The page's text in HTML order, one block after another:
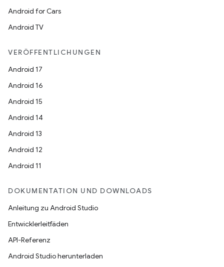
Android for Cars
Android TV
VERÖFFENTLICHUNGEN
Android 17
Android 16
Android 15
Android 14
Android 13
Android 12
Android 11
DOKUMENTATION UND DOWNLOADS
Anleitung zu Android Studio
Entwicklerleitfäden
API-Referenz
Android Studio herunterladen